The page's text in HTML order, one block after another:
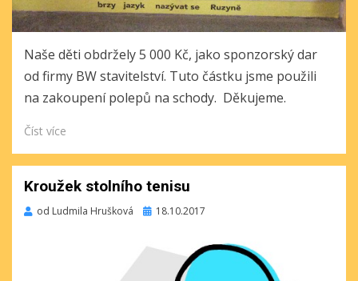
Naše děti obdržely 5 000 Kč, jako sponzorský dar
od firmy BW stavitelství. Tuto částku jsme použili
na zakoupení polepů na schody. Děkujeme.
Číst více
Kroužek stolního tenisu
od Ludmila Hrušková Publikováno
18.10.2017